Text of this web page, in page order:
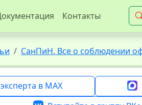
Контакты
СанПиН. Все о соблюдении
в MAX